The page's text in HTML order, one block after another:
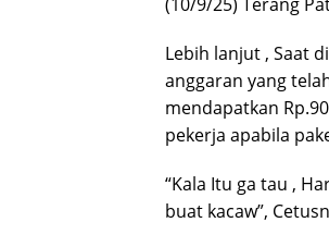
Lebih lanjut , Saat
anggaran yang
mendapatkan
pekerja apabila
“Kala Itu ga tau ,
buat kacaw”,